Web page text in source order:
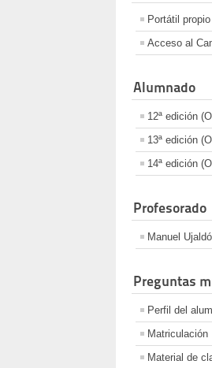
Portátil propio
Acceso al
Alumnado
12ª edición
13ª edición
14ª edición
Profesorado
Manuel
Preguntas
Perfil del
Matriculación
Material de